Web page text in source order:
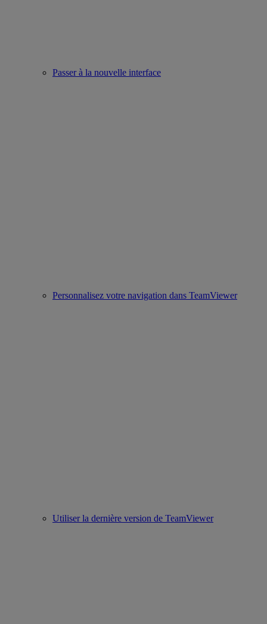
Passer à la nouvelle interface
Personnalisez votre navigation dans TeamViewer
Utiliser la dernière version de TeamViewer